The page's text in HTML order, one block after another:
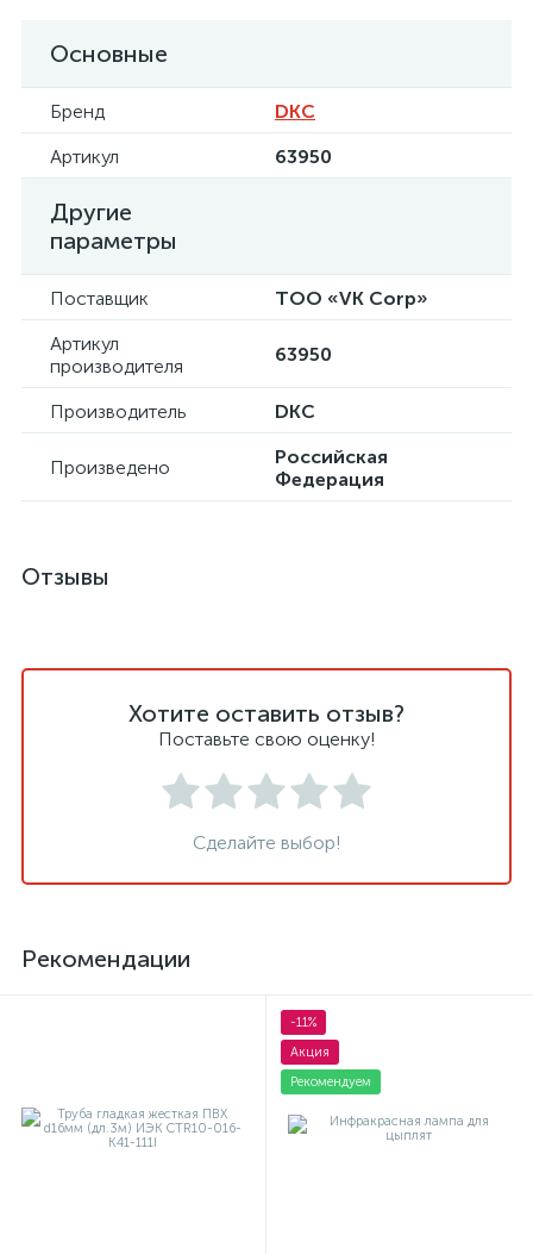
Основные
Бренд
DKC
Артикул
63950
Другие
параметры
Поставщик
ТОО «VK Corp»
Артикул
производителя
63950
Производитель DKC
Произведено
Российская
Федерация
Отзывы
Хотите оставить отзыв?
Поставьте свою оценку!
Сделайте выбор!
Рекомендации
-11%
Акция
Рекомендуем